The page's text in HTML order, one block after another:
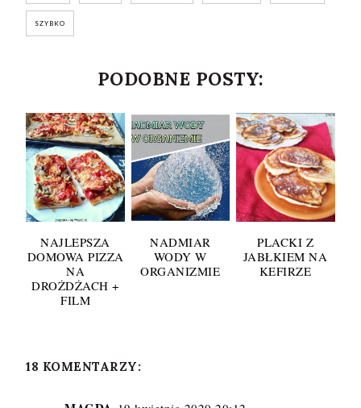
SZYBKO
PODOBNE POSTY:
NAJLEPSZA
DOMOWA PIZZA
NA
DROŻDŻACH +
FILM
NADMIAR
WODY W
ORGANIZMIE
PLACKI Z
JABŁKIEM NA
KEFIRZE
18 KOMENTARZY: